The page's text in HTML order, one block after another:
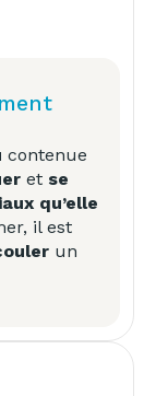
contenue
et se
qu’elle
il est
un